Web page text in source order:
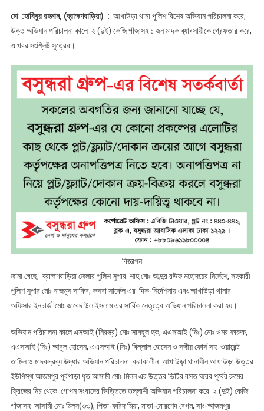
মো :হাবিবুর রহমান, (ব্রাহ্মণবাড়িয়া) : আখাউড়া থানা পুলিশ বিশেষ অভিযান পরিচালনা করে,
উক্ত অভিযান পরিচালনা কালে ২ (দুই) কেজি গাঁজাসহ ১ জন মাদক ব্যাবসায়ীকে গ্রেফতার করে,
এ খবর সংশ্লিষ্ট সুত্রের।
বিজ্ঞাপন
জানা গেছে, ব্রাহ্মণবাড়িয়া জেলার পুলিশ সুপার শাহ মোঃ আব্দুর রউফ মহোদয়ের নির্দেশে, সহকারী
পুলিশ সুপার মোঃ নাজমুস সাকিব, কসবা সার্কেল এর দিক-নির্দেশনায় এবং আখাউড়া থানার
অফিসার ইনচার্জ মোঃ জাবেদ উল ইসলাম এর সার্বিক নেতৃত্বে অভিযান পরিচালনা করা হয়।
অভিযান পরিচালনা কালে এসআই (নিরস্ত্র) মোঃ সামছুল হক, এএসআই (নিঃ) মোঃ ওমর ফারুক,
এএসআই (নিঃ) আবুল হোসেন, এএসআই (নিঃ) বিল্লাল হোসেন ও সঙ্গীয় ফোর্স সহ ওয়ারেন্ট
তামিল ও মাদকদ্রব্য উদ্ধার অভিযান পরিচালনা করাকালীন আখাউড়া থানাধীন আখাউড়া উত্তর
ইউপিস্থ আজমপুর পূর্বপাড়া ধৃত আসামী মোঃ মিলন এর উত্তর ভিটির বসত ঘরের পূর্বের রুমের
ফ্রিজের নিচ থেকে গোপন সংবাদের ভিত্তিতে তল্লাশী অভিযান পরিচালনা করে ২ (দুই) কেজি
গাঁজাসহ আসামী মোঃ মিলন(৩৩), পিতা-ফরিদ মিয়া, মাতা-মোরশেদ বেগম, সাং-আজমপুর